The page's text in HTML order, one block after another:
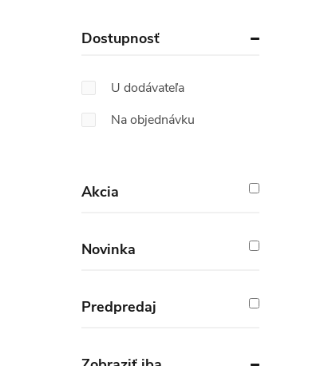
Dostupnosť
U dodávateľa
Na objednávku
Akcia
Novinka
Predpredaj